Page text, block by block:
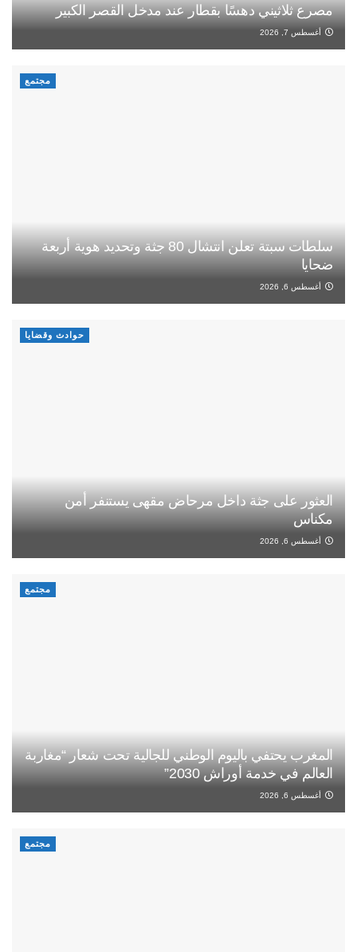
مصرع ثلاثيني دهسًا بقطار عند مدخل القصر الكبير
أغسطس 7, 2026
مجتمع
سلطات سبتة تعلن انتشال 80 جثة وتحديد هوية أربعة
ضحايا
أغسطس 6, 2026
حوادث وقضايا
العثور على جثة داخل مرحاض مقهى يستنفر أمن
مكناس
أغسطس 6, 2026
مجتمع
المغرب يحتفي باليوم الوطني للجالية تحت شعار “مغاربة
العالم في خدمة أوراش 2030”
أغسطس 6, 2026
مجتمع